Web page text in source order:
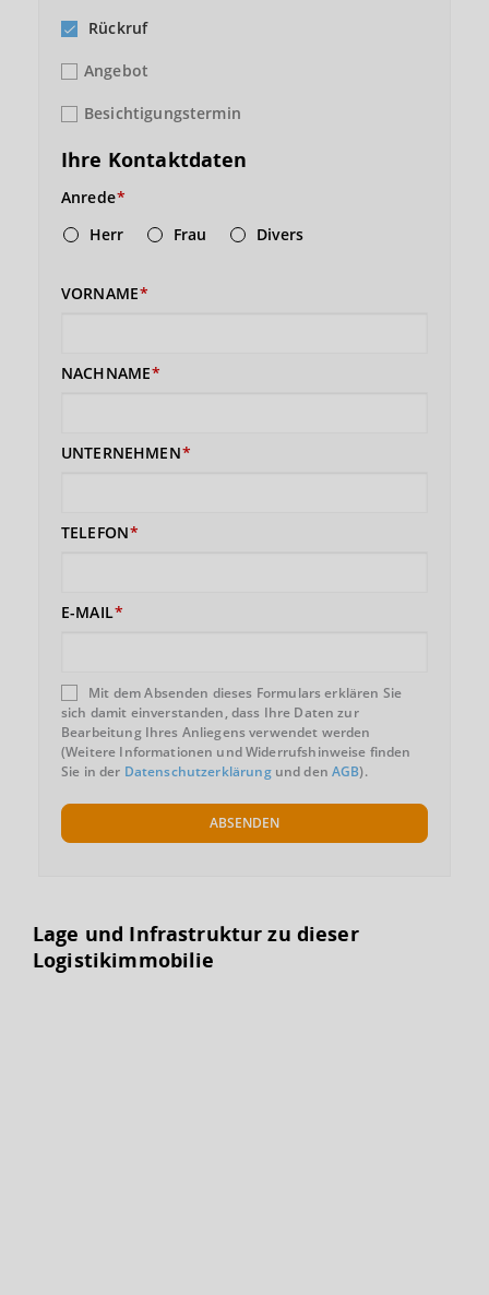
Rückruf
Angebot
Besichtigungstermin
Ihre Kontaktdaten
Anrede
Herr
Frau Divers
VORNAME
NACHNAME
UNTERNEHMEN
TELEFON
E-MAIL
Mit dem Absenden dieses Formulars erklären Sie
sich damit einverstanden, dass Ihre Daten zur
Bearbeitung Ihres Anliegens verwendet werden
(Weitere Informationen und Widerrufshinweise finden
Sie in der Datenschutzerklärungund denAGB).
ABSENDEN
Lage und Infrastruktur zu dieser
Logistikimmobilie